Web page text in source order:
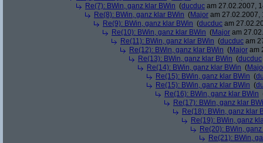
Re(7): BWin, ganz klar BWin (ducduc am 27.02.2007,
Re(8): BWin, ganz klar BWin (Major am 27.02.2007,
Re(9): BWin, ganz klar BWin (ducduc am
Re(10): BWin, ganz klar BWin (Major am
Re(11): BWin, ganz klar BWin (ducduc am
Re(12): BWin, ganz klar BWin (Major am
Re(13): BWin, ganz klar BWin (ducduc
Re(14): BWin, ganz klar BWin (
Re(15): BWin, ganz klar BWin (
Re(15): BWin, ganz klar BWin (
Re(16): BWin, ganz klar BWin
Re(17): BWin, ganz klar
Re(18): BWin, ganz klar
Re(19): BWin, ganz
Re(20): BWin,
Re(21): BWin,